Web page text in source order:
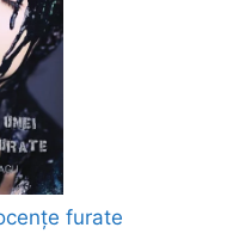
furate